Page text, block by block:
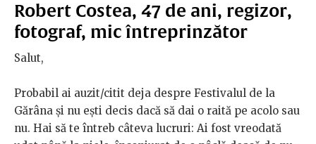
Robert Costea, 47 de ani, regizor,
fotograf, mic întreprinzător
Salut,
Probabil ai auzit/citit deja despre Festivalul de la
Gărâna și nu ești decis dacă să dai o raită pe acolo sau
nu. Hai să te întreb câteva lucruri: Ai fost vreodată